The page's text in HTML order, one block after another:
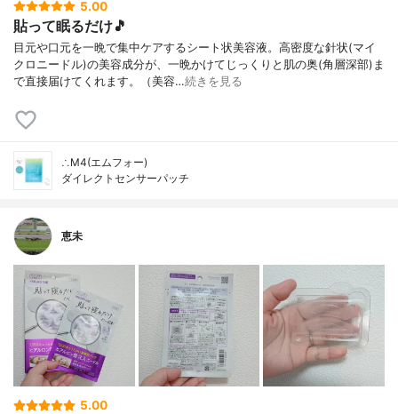
5.00
貼って眠るだけ🎵
目元や口元を一晩で集中ケアするシート状美容液。高密度な針状(マイ
クロニードル)の美容成分が、一晩かけてじっくりと肌の奥(角層深部)ま
で直接届けてくれます。（美容…続きを見る
∴M4(エムフォー)
ダイレクトセンサーパッチ
恵未
5.00